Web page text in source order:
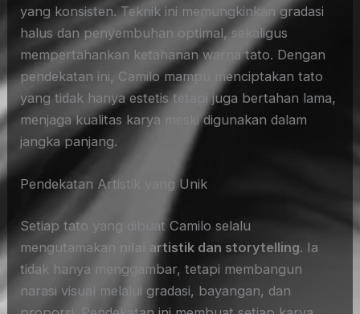
yang konsisten. Teknik ini memungkinkan gradasi
halus dan penyembuhan optimal, sekaligus
mempertahankan ketahanan warna tato. Dengan
pendekatan ini, Camilo mampu menciptakan tato
yang tidak hanya estetis tetapi juga bertahan lama,
menjaga kualitas karya meski digunakan dalam
jangka panjang.
Pendekatan Artistik yang Unik
Setiap tato yang dibuat Camilo selalu
mengutamakan
nilai artistik dan storytelling. Ia
tidak hanya menggambar, tetapi membangun
narasi visual melalui gradasi, bayangan, dan